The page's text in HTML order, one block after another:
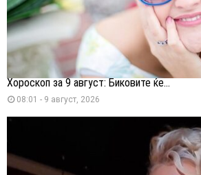
Хороскоп за 9 август: Биковите ќе...
08:01 - 9 август, 2026